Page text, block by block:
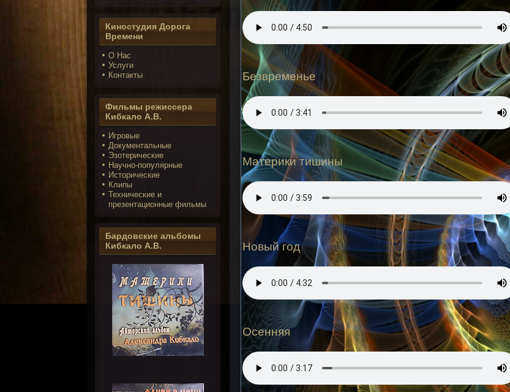
Киностудия Дорога
Времени
О Нас
Услуги
Контакты
Фильмы режиссера
Кибкало А.В.
Игровые
Документальные
Эзотерические
Научно-популярные
Исторические
Клипы
Технические и
презентационные фильмы
Бардовские альбомы
Кибкало А.В.
Безвременье
Материки тишины
Новый год
Осенняя